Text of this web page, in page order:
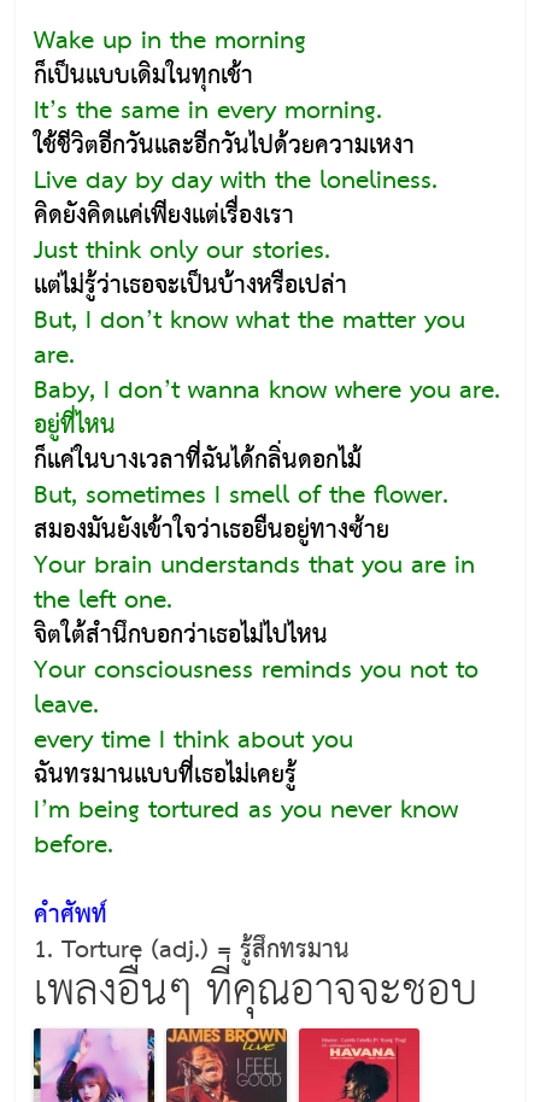
Wake up in the morning
ก็เป็นแบบเดิมในทุกเช้า
It’s the same in every morning.
ใช้ชีวิตอีกวันและอีกวันไปด้วยความเหงา
Live day by day with the loneliness.
คิดยังคิดแค่เพียงแต่เรื่องเรา
Just think only our stories.
แต่ไม่รู้ว่าเธอจะเป็นบ้างหรือเปล่า
But, I don’t know what the matter you
are.
Baby, I don’t wanna know where you are.
อยู่ที่ไหน
ก็แค่ในบางเวลาที่ฉันได้กลิ่นดอกไม้
But, sometimes I smell of the flower.
สมองมันยังเข้าใจว่าเธอยืนอยู่ทางซ้าย
Your brain understands that you are in
the left one.
จิตใต้สำนึกบอกว่าเธอไม่ไปไหน
Your consciousness reminds you not to
leave.
every time I think about you
ฉันทรมานแบบที่เธอไม่เคยรู้
I’m being tortured as you never know
before.
คำศัพท์
1. Torture (adj.) = รู้สึกทรมาน
เพลงอื่นๆ ที่คุณอาจจะชอบ